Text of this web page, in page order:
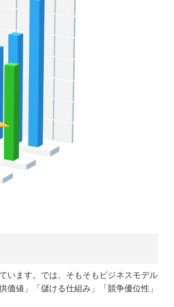
います。では、そもそもビジネスモデル
値」「儲ける仕組み」「競争優位性」